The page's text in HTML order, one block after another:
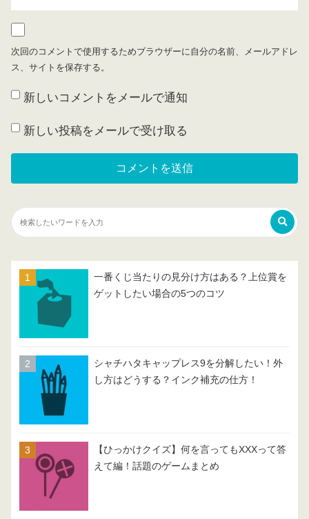
次回のコメントで使用するためブラウザーに自分の名前、メールアドレ
ス、サイトを保存する。
新しいコメントをメールで通知
新しい投稿をメールで受け取る
一番くじ当たりの見分け方はある？上位賞を
ゲットしたい場合の5つのコツ
シャチハタキャップレス9を分解したい！外
し方はどうする？インク補充の仕方！
【ひっかけクイズ】何を言ってもXXXって答
えて編！話題のゲームまとめ